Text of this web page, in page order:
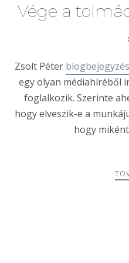
Vége a
Zsolt Péter
egy olyan médiahíréből
foglalkozik. Szerinte
hogy elveszik-e a
hogy